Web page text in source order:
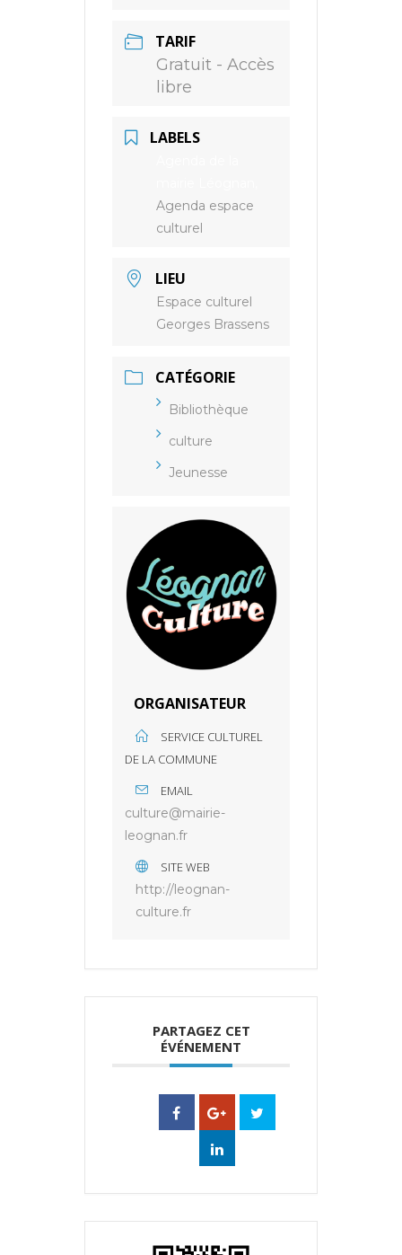
TARIF
Gratuit - Accès
libre
LABELS
Agenda espace
culturel
LIEU
Espace culturel
Georges Brassens
CATÉGORIE
Bibliothèque
culture
Jeunesse
ORGANISATEUR
SERVICE CULTUREL
DE LA COMMUNE
EMAIL
culture@mairie-
leognan.fr
SITE WEB
http://leognan-
culture.fr
PARTAGEZ CET
ÉVÉNEMENT